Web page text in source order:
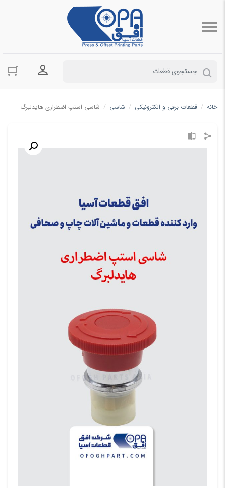
ورود به
خانه / قطعات برقی و الکترونیکی / شاسی / شاسی استپ اضطراری هایدلبرگ